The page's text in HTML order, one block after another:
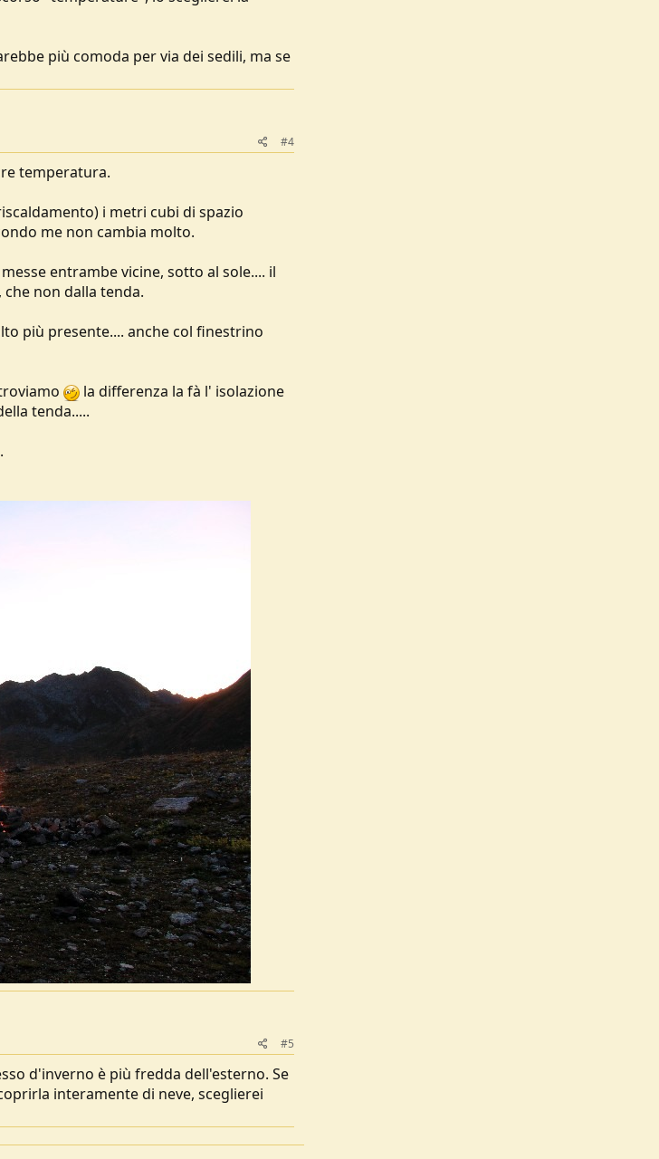
più comoda per via dei sedili, ma se
#4
temperatura.
i metri cubi di spazio
me non cambia molto.
entrambe vicine, sotto al sole.... il
non dalla tenda.
più presente.... anche col finestrino
la differenza la fà l' isolazione
tenda.....
#5
d'inverno è più fredda dell'esterno. Se
interamente di neve, sceglierei